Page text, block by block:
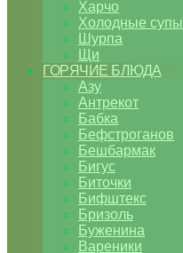
Харчо
Холодные супы
Шурпа
Щи
ГОРЯЧИЕ БЛЮДА
Азу
Антрекот
Бабка
Бефстроганов
Бешбармак
Бигус
Биточки
Бифштекс
Бризоль
Буженина
Вареники